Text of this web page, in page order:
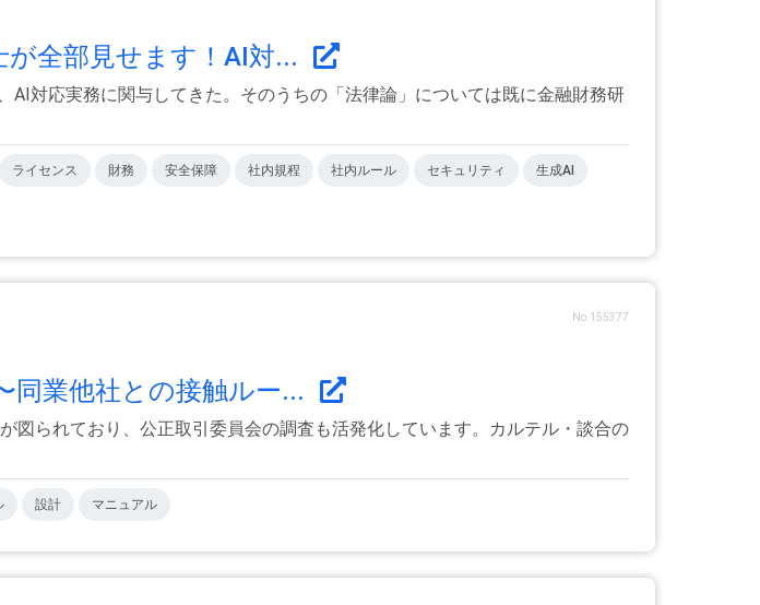
全部見せます！AI対...
対応実務に関与してきた。そのうちの「法律論」については既に金融財務研
ライセンス 財務 安全保障 社内規程 社内ルール セキュリティ 生成AI
No.155377
同業他社との接触ルー...
られており、公正取引委員会の調査も活発化しています。カルテル・談合の
設計 マニュアル